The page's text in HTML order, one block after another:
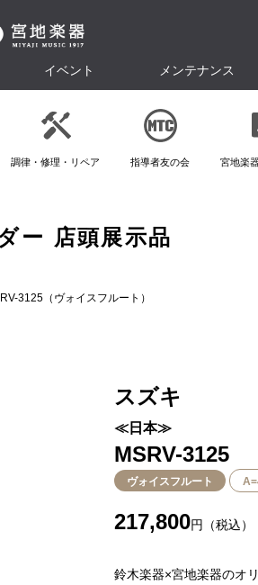
イベント メンテナンス
調律・修理・リペア 指導者友の会 宮地楽
ー 店頭展示品
3125（ヴォイスフルート）
スズキ
≪日本≫
MSRV-3125
ヴォイスフルート
217,800円（税込）
鈴木楽器×宮地楽器のオ